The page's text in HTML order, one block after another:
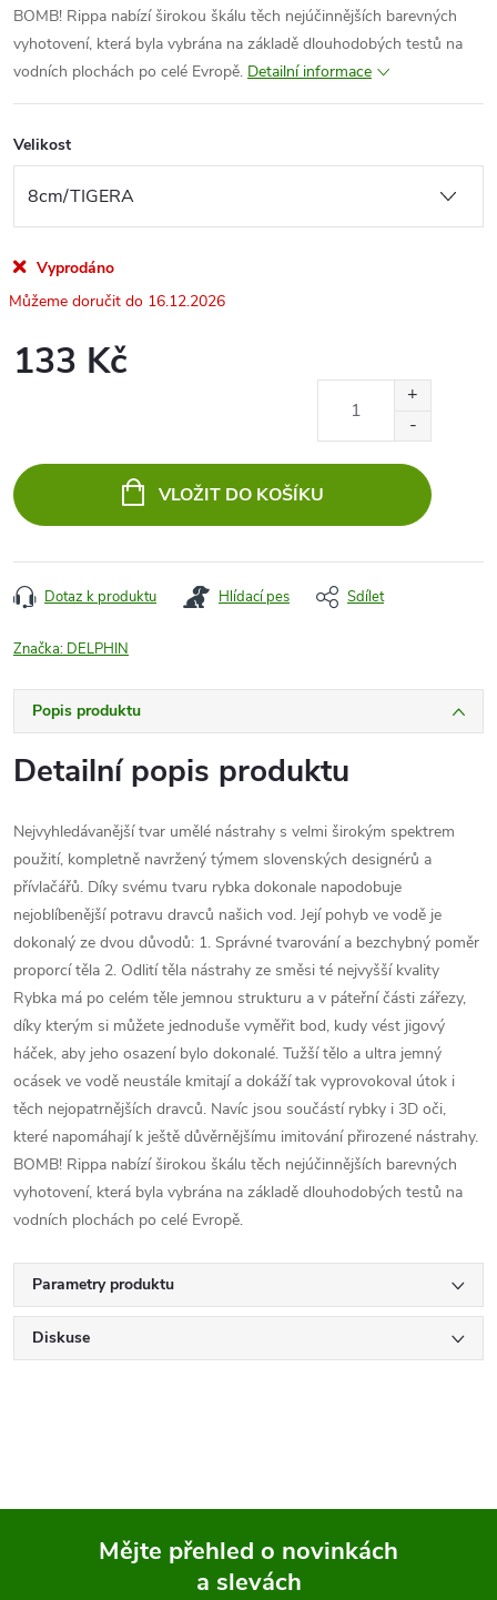
BOMB! Rippa nabízí širokou škálu těch nejúčinnějších barevných
vyhotovení, která byla vybrána na základě dlouhodobých testů na
vodních plochách po celé Evropě. Detailní informace
Velikost
Vyprodáno
16.12.2026
133 Kč
VLOŽIT DO KOŠÍKU
Dotaz k produktu Hlídací pes Sdílet
Značka: DELPHIN
Popis produktu
Detailní popis produktu
Nejvyhledávanější tvar umělé nástrahy s velmi širokým spektrem
použití, kompletně navržený týmem slovenských designérů a
přívlačářů. Díky svému tvaru rybka dokonale napodobuje
nejoblíbenější potravu dravců našich vod. Její pohyb ve vodě je
dokonalý ze dvou důvodů: 1. Správné tvarování a bezchybný poměr
proporcí těla 2. Odlití těla nástrahy ze směsi té nejvyšší kvality
Rybka má po celém těle jemnou strukturu a v páteřní části zářezy,
díky kterým si můžete jednoduše vyměřit bod, kudy vést jigový
háček, aby jeho osazení bylo dokonalé. Tužší tělo a ultra jemný
ocásek ve vodě neustále kmitají a dokáží tak vyprovokoval útok i
těch nejopatrnějších dravců. Navíc jsou součástí rybky i 3D oči,
které napomáhají k ještě důvěrnějšímu imitování přirozené nástrahy.
BOMB! Rippa nabízí širokou škálu těch nejúčinnějších barevných
vyhotovení, která byla vybrána na základě dlouhodobých testů na
vodních plochách po celé Evropě.
Parametry produktu
Diskuse
Mějte přehled o novinkách
a slevách